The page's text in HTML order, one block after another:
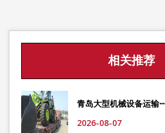
相关推荐
青岛大型机械设备运输···
2026-08-07